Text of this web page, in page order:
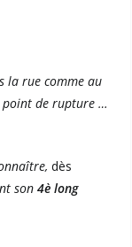
la rue comme au
point de rupture …
dès
son 4è long